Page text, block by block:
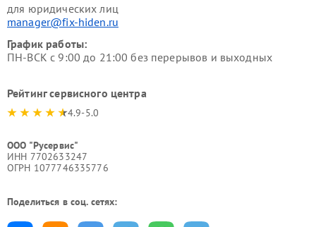
для юридических лиц
manager@fix-hiden.ru
График работы:
ПН-ВСК с 9:00 до 21:00 без перерывов и выходных
Рейтинг сервисного центра
4.9-5.0
ООО "Русервис"
ИНН 7702633247
ОГРН 1077746335776
Поделиться в соц. сетях: